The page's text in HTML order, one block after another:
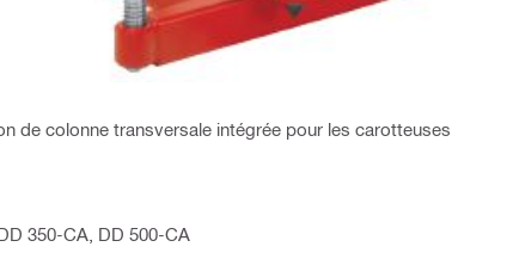
de colonne transversale intégrée pour les carotteuses
350-CA, DD 500-CA